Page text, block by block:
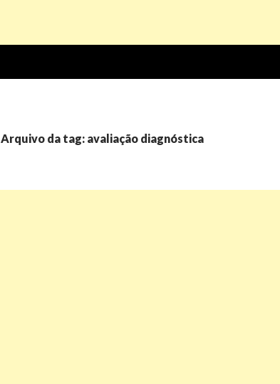
Arquivo da tag: avaliação diagnóstica